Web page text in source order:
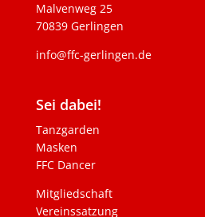
Malvenweg 25
70839 Gerlingen
info@ffc-gerlingen.de
Sei dabei!
Tanzgarden
Masken
FFC Dancer
Mitgliedschaft
Vereinssatzung